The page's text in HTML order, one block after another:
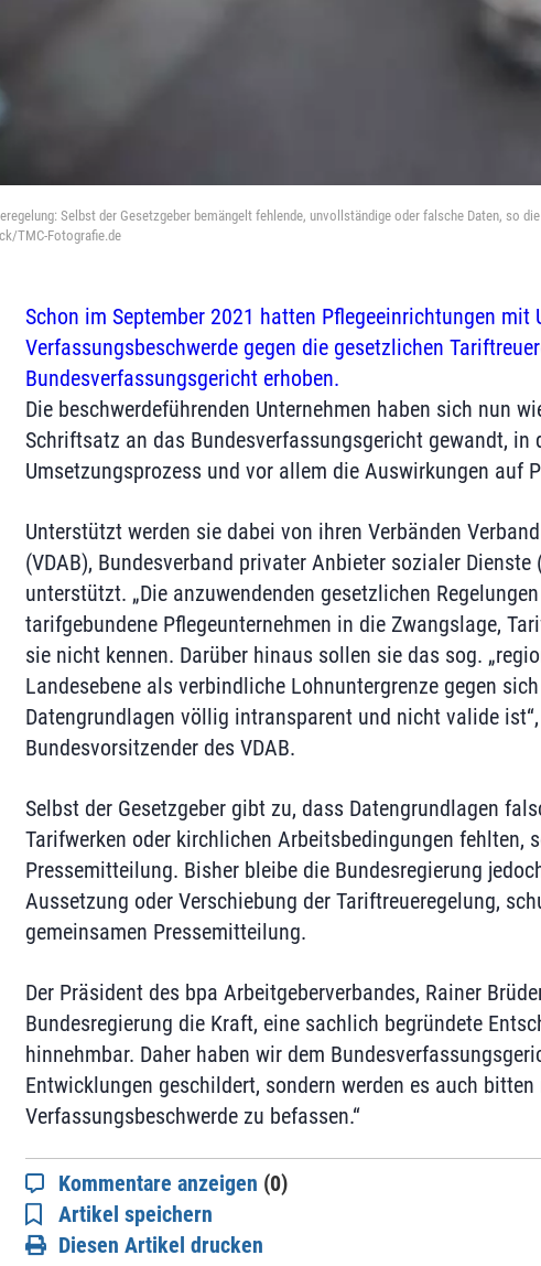
Selbst der Gesetzgeber bemängelt fehlende, unvollständige oder falsche Daten, so
TMC-Fotografie.de
Schon im September 2021 hatten Pflegeeinrichtungen mit
Verfassungsbeschwerde gegen die gesetzlichen
Bundesverfassungsgericht erhoben.
Die beschwerdeführenden Unternehmen haben sich nun
Schriftsatz an das Bundesverfassungsgericht gewandt,
Umsetzungsprozess und vor allem die Auswirkungen auf
Unterstützt werden sie dabei von ihren Verbänden
(VDAB), Bundesverband privater Anbieter sozialer
unterstützt. „Die anzuwendenden gesetzlichen
tarifgebundene Pflegeunternehmen in die Zwangslage,
sie nicht kennen. Darüber hinaus sollen sie das sog.
Landesebene als verbindliche Lohnuntergrenze gegen
Datengrundlagen völlig intransparent und nicht valide
Bundesvorsitzender des VDAB.
Selbst der Gesetzgeber gibt zu, dass Datengrundlagen
Tarifwerken oder kirchlichen Arbeitsbedingungen fehlten,
Pressemitteilung. Bisher bleibe die Bundesregierung
Aussetzung oder Verschiebung der Tariftreueregelung,
gemeinsamen Pressemitteilung.
Der Präsident des bpa Arbeitgeberverbandes, Rainer
Bundesregierung die Kraft, eine sachlich begründete
hinnehmbar. Daher haben wir dem
Entwicklungen geschildert, sondern werden es auch
Verfassungsbeschwerde zu befassen.“
Kommentare anzeigen (0)
Artikel speichern
Diesen Artikel drucken